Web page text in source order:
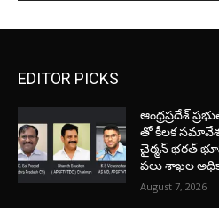
EDITOR PICKS
ఆంధ్రప్రదేశ్
తో కీలక
చైర్మన్ భరత్
పలు శాఖల
August 7, 2026